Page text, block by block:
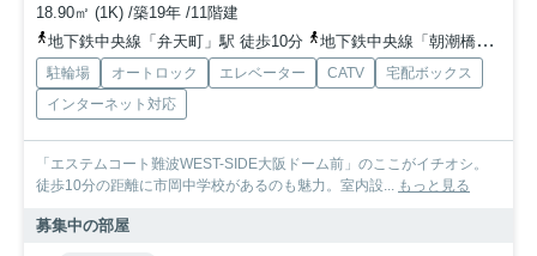
18.90㎡ (1K) /築19年 /11階建
地下鉄中央線「弁天町」駅 徒歩10分
地下鉄中央線「朝潮橋」駅 徒歩15分
駐輪場 オートロック エレベーター CATV
宅配ボックス
インターネット対応
「エステムコート難波WEST-SIDE大阪ドーム前」のここがイチオシ。
徒歩10分の距離に市岡中学校があるのも魅力。室内設... もっと見る
募集中の部屋